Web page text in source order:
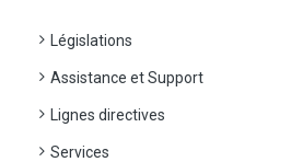
Législations
Assistance et Support
Lignes directives
Services